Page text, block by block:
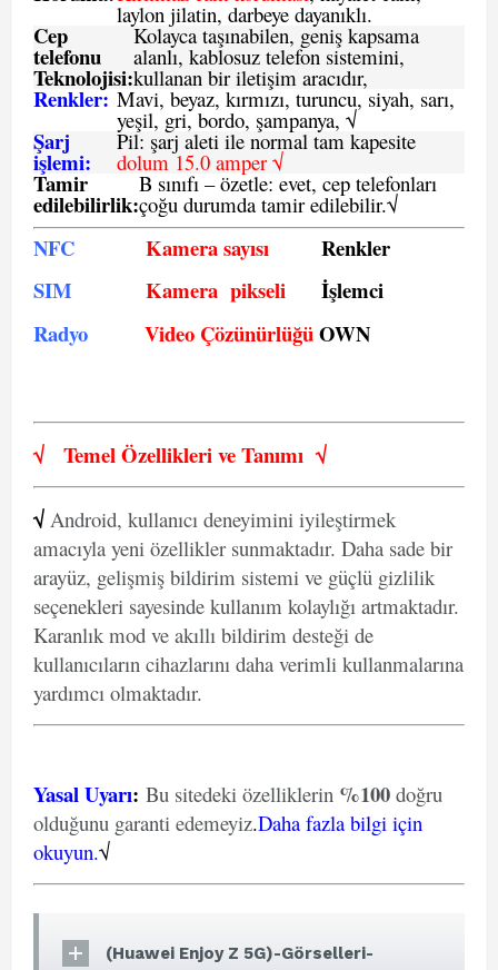
laylon jilatin, darbeye dayanıklı.
Cep
telefonu
Teknolojisi:
Kolayca taşınabilen, geniş kapsama
alanlı, kablosuz telefon sistemini,
kullanan bir iletişim aracıdır,
Renkler: Mavi, beyaz, kırmızı, turuncu, siyah, sarı,
yeşil, gri, bordo, şampanya, √
Şarj
işlemi:
Pil: şarj aleti ile normal tam kapesite
dolum 15.0 amper √
Tamir
edilebilirlik:
B sınıfı – özetle: evet, cep telefonları
çoğu durumda tamir edilebilir.√
NFC Kamera sayısı
Renkler
SIM
Kamera pikseli
İşlemci
Radyo
Video ÇözünürlüğüOWN
√ Temel Özellikleri veTanımı √
√ Android, kullanıcı deneyimini iyileştirmek
amacıyla yeni özellikler sunmaktadır. Daha sade bir
arayüz, gelişmiş bildirim sistemi ve güçlü gizlilik
seçenekleri sayesinde kullanım kolaylığı artmaktadır.
Karanlık mod ve akıllı bildirim desteği de
kullanıcıların cihazlarını daha verimli kullanmalarına
yardımcı olmaktadır.
Yasal Uyarı: Bu sitedeki özelliklerin %100 doğru
olduğunu garanti edemeyiz.Daha fazla bilgi için
okuyun.√
(Huawei Enjoy Z 5G)-Görselleri-